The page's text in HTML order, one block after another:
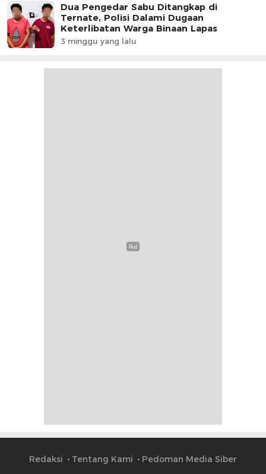
Dua Pengedar Sabu Ditangkap di
Ternate, Polisi Dalami Dugaan
Keterlibatan Warga Binaan Lapas
3 minggu yang lalu
Redaksi Tentang Kami Pedoman Media Siber